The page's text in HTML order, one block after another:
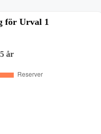
för Urval 1
år